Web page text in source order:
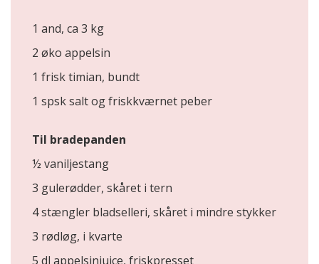
1 and, ca 3 kg
2 øko appelsin
1 frisk timian, bundt
1 spsk salt og friskkværnet peber
Til bradepanden
½ vaniljestang
3 gulerødder, skåret i tern
4 stængler bladselleri, skåret i mindre stykker
3 rødløg, i kvarte
5 dl appelsinjuice, friskpresset